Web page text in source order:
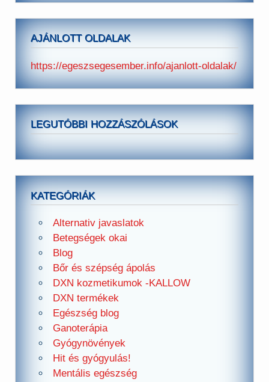
AJÁNLOTT OLDALAK
https://egeszsegesember.info/ajanlott-oldalak/
LEGUTÓBBI HOZZÁSZÓLÁSOK
KATEGÓRIÁK
Alternativ javaslatok
Betegségek okai
Blog
Bőr és szépség ápolás
DXN kozmetikumok -KALLOW
DXN termékek
Egészség blog
Ganoterápia
Gyógynövények
Hit és gyógyulás!
Mentális egészség